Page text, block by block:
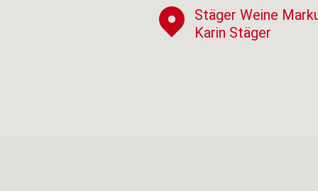
Stäger Weine
Karin Stäger